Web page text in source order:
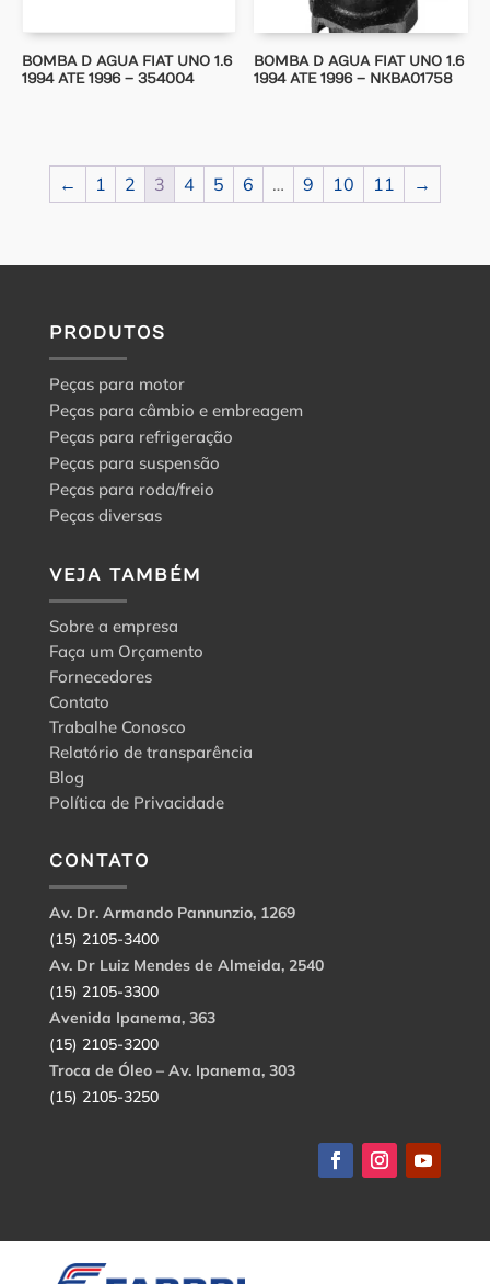
BOMBA D AGUA FIAT UNO 1.6
1994 ATE 1996 – 354004
BOMBA D AGUA FIAT UNO 1.6
1994 ATE 1996 – NKBA01758
← 1 2 3 4 5 6 … 9 10 11 →
PRODUTOS
Peças para motor
Peças para câmbio e embreagem
Peças para refrigeração
Peças para suspensão
Peças para roda/freio
Peças diversas
VEJA TAMBÉM
Sobre a empresa
Faça um Orçamento
Fornecedores
Contato
Trabalhe Conosco
Relatório de transparência
Blog
Política de Privacidade
CONTATO
Av. Dr. Armando Pannunzio, 1269
(15) 2105-3400
Av. Dr Luiz Mendes de Almeida, 2540
(15) 2105-3300
Avenida Ipanema, 363
(15) 2105-3200
Troca de Óleo – Av. Ipanema, 303
(15) 2105-3250